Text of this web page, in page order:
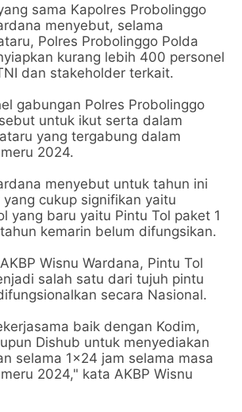
sama Kapolres Probolinggo
menyebut, selama
Polres Probolinggo Polda
kurang lebih 400 personel
dan stakeholder terkait.
gabungan Polres Probolinggo
untuk ikut serta dalam
yang tergabung dalam
2024.
menyebut untuk tahun ini
cukup signifikan yaitu
yang baru yaitu Pintu Tol paket 1
kemarin belum difungsikan.
Wisnu Wardana, Pintu Tol
salah satu dari tujuh pintu
secara Nasional.
baik dengan Kodim,
Dishub untuk menyediakan
selama 1x24 jam selama masa
2024," kata AKBP Wisnu